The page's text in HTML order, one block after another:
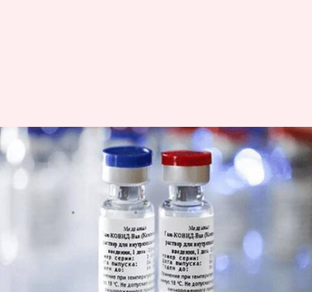
रूस ने किया कोरोना वायरस की पहली
वैक्सीन 'स्पूतनिक वी' के पहले बैच
का उत्पादन- रिपोर्ट
Aug 15, 2020 10:23 pm
दुनियाभर में बड़ी तेजी से फैलते कोरोना वायरस के संक्रमण